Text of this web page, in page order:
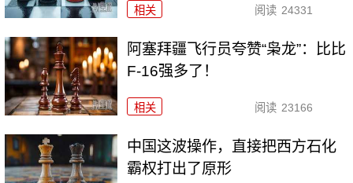
相关 阅读 24331
阿塞拜疆飞行员夸赞“枭龙”：比比
F-16强多了！
相关 阅读 23166
中国这波操作，直接把西方石化
霸权打出了原形